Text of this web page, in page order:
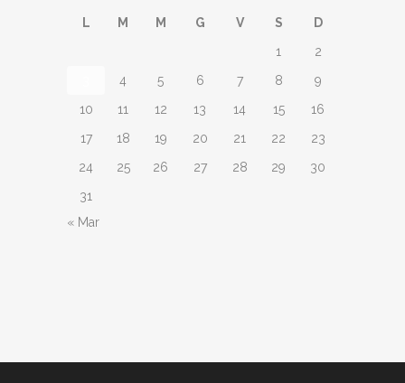
L M M G V S
D
1
2
4 5 6 7 8
9
10
11 12 13 14 15
16
17
18 19 20 21 22
23
24
25 26 27 28 29
30
31
« Mar